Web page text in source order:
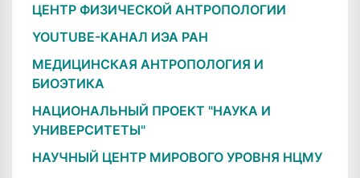
ЦЕНТР ФИЗИЧЕСКОЙ АНТРОПОЛОГИИ
YOUTUBE-КАНАЛ ИЭА РАН
МЕДИЦИНСКАЯ АНТРОПОЛОГИЯ И
БИОЭТИКА
НАЦИОНАЛЬНЫЙ ПРОЕКТ "НАУКА И
УНИВЕРСИТЕТЫ"
НАУЧНЫЙ ЦЕНТР МИРОВОГО УРОВНЯ НЦМУ